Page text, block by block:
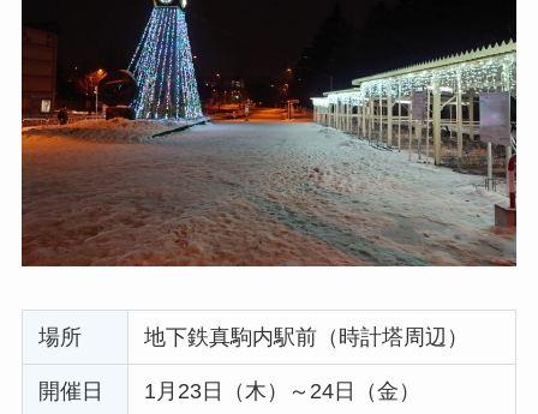
場所 地下鉄真駒内駅前（時計塔周辺）
開催日 1月23日（木）～24日（金）